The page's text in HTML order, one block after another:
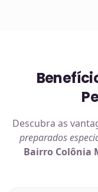
Descubra as
preparados
Bairro Colônia